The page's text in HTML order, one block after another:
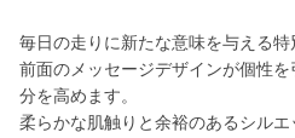
毎日の走りに新たな意味を与える特
前面のメッセージデザインが個性
分を高めます。
柔らかな肌触りと余裕のあるシルエ